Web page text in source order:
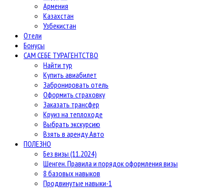
Армения
Казахстан
Узбекистан
Отели
Бонусы
САМ СЕБЕ ТУРАГЕНТСТВО
Найти тур
Купить авиабилет
Забронировать отель
Оформить страховку
Заказать трансфер
Круиз на теплоходе
Выбрать экскурсию
Взять в аренду Авто
ПОЛЕЗНО
Без визы (11.2024)
Шенген. Правила и порядок оформления визы
8 базовых навыков
Продвинутые навыки-1